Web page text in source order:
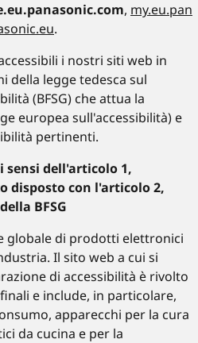
, my.eu.pan
.
i nostri siti web in
della legge tedesca sul
(BFSG) che attua la
europea sull'accessibilità) e
pertinenti.
sensi dell'articolo 1,
disposto con l'articolo 2,
BFSG
globale di prodotti elettronici
Il sito web a cui si
di accessibilità è rivolto
e include, in particolare,
apparecchi per la cura
da cucina e per la